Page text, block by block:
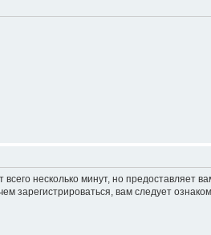
несколько минут, но
зарегистрироваться, вам следует